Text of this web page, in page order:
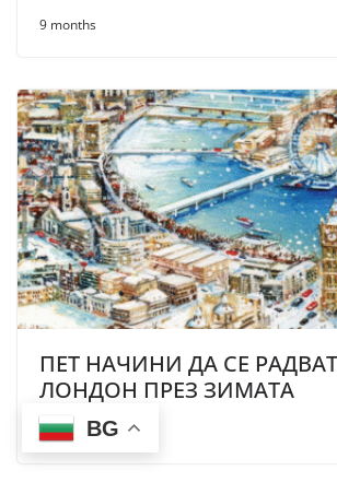
9 months
ПЕТ НАЧИНИ ДА СЕ
ЛОНДОН ПРЕЗ ЗИМАТА
9 monthsBG